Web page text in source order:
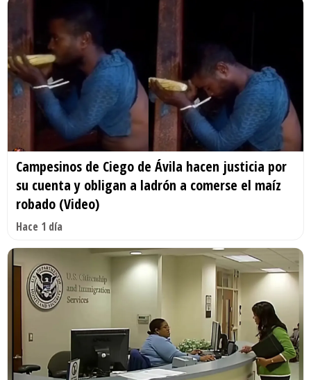
Campesinos de Ciego de Ávila hacen justicia por
su cuenta y obligan a ladrón a comerse el maíz
robado (Video)
Hace 1 día